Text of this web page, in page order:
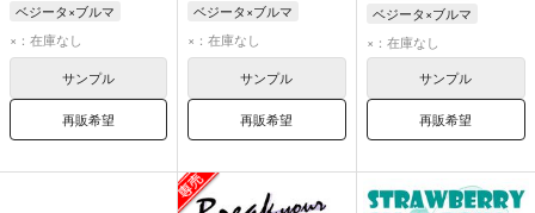
ベジータ×ブルマ
ベジータ
ブルマ
×：在庫なし
サンプル
再販希望
ベジータ×ブルマ
ベジータ
ブルマ
×：在庫なし
サンプル
再販希望
ベジータ×ブルマ
ベジータ
ブルマ
×：在庫なし
サンプル
再販希望